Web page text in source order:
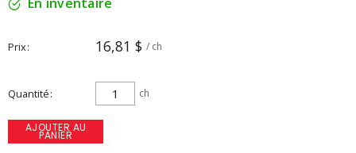
Prix 16,81 $ / ch
Quantité ch
AJOUTER AU
PANIER